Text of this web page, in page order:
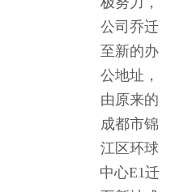
公司乔迁
至新的办
公地址，
由原来的
成都市锦
江区环球
中心E1迁